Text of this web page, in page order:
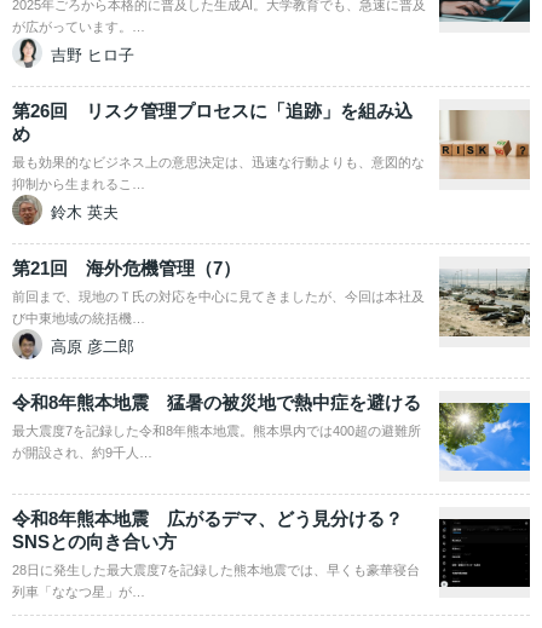
2025年ごろから本格的に普及した生成AI。大学教育でも、急速に普及
が広がっています。…
吉野 ヒロ子
第26回 リスク管理プロセスに「追跡」を組み込
め
最も効果的なビジネス上の意思決定は、迅速な行動よりも、意図的な
抑制から生まれるこ…
鈴木 英夫
第21回 海外危機管理（7）
前回まで、現地のＴ氏の対応を中心に見てきましたが、今回は本社及
び中東地域の統括機…
高原 彦二郎
令和8年熊本地震 猛暑の被災地で熱中症を避ける
最大震度7を記録した令和8年熊本地震。熊本県内では400超の避難所
が開設され、約9千人…
令和8年熊本地震 広がるデマ、どう見分ける？
SNSとの向き合い方
28日に発生した最大震度7を記録した熊本地震では、早くも豪華寝台
列車「ななつ星」が…